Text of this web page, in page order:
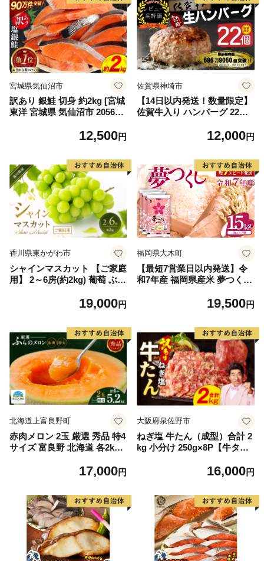
宮城県気仙沼市
訳あり 銀鮭 切身 約2kg [宮城
東洋 宮城県 気仙沼市 205649
格外 不揃い さけ サケ 鮭切身
切り身 魚 わけあり
12,500円
佐賀県神埼市
【14日以内発送！数量限定】
佐賀牛入り ハンバーグ 22個
毛和牛 ブランド牛 九州 ハン
(H083106)
12,000円
香川県東かがわ市
シャインマスカット 【ご家庭
用】 2～6房(約2kg) 葡萄 ぶど
もの 果実 旬の果物 旬のフル
19,000円
福岡県大木町
【最短7営業日以内発送】令
和7年産 福岡県産米 夢つくし
19,500円
北海道上富良野町
赤肉メロン 2玉 厳選 秀品 特4
サイズ 富良野 北海道 各2kg
富良野 メロン めろん 果物 く
17,000円
大阪府泉佐野市
ねぎ塩 牛たん（成型）合計 2
kg 小分け 250g×8P【牛タン
16,000円